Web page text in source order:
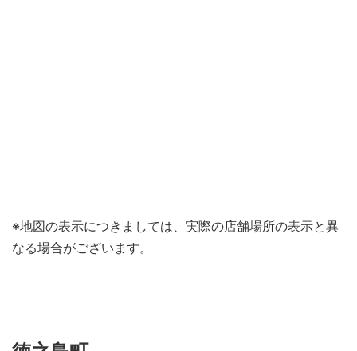
※地図の表示につきましては、実際の店舗場所の表示と異
なる場合がございます。